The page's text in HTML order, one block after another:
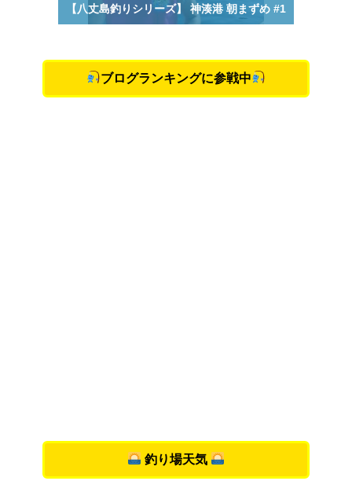
ブログランキングに参戦中
釣り場天気